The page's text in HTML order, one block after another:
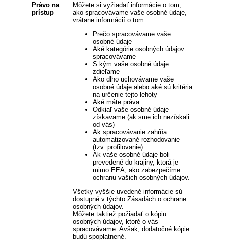
Právo na
prístup
Môžete si vyžiadať informácie o tom,
ako spracovávame vaše osobné údaje,
vrátane informácií o tom:
Prečo spracovávame vaše
osobné údaje
Aké kategórie osobných údajov
spracovávame
S kým vaše osobné údaje
zdieľame
Ako dlho uchovávame vaše
osobné údaje alebo aké sú kritéria
na určenie tejto lehoty
Aké máte práva
Odkiaľ vaše osobné údaje
získavame (ak sme ich nezískali
od vás)
Ak spracovávanie zahŕňa
automatizované rozhodovanie
(tzv. profilovanie)
Ak vaše osobné údaje boli
prevedené do krajiny, ktorá je
mimo EEA, ako zabezpečíme
ochranu vašich osobných údajov.
Všetky vyššie uvedené informácie sú
dostupné v týchto Zásadách o ochrane
osobných údajov.
Môžete taktiež požiadať o kópiu
osobných údajov, ktoré o vás
spracovávame. Avšak, dodatočné kópie
budú spoplatnené.